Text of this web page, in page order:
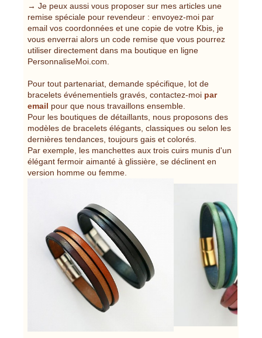
→ Je peux aussi vous proposer sur mes articles une
remise spéciale pour revendeur : envoyez-moi par
email vos coordonnées et une copie de votre Kbis, je
vous enverrai alors un code remise que vous pourrez
utiliser directement dans ma boutique en ligne
PersonnaliseMoi.com.
Pour tout partenariat, demande spécifique, lot de
bracelets événementiels gravés, contactez-moi par
email pour que nous travaillons ensemble.
Pour les boutiques de détaillants, nous proposons des
modèles de bracelets élégants, classiques ou selon les
dernières tendances, toujours gais et colorés.
Par exemple, les manchettes aux trois cuirs munis d'un
élégant fermoir aimanté à glissière, se déclinent en
version homme ou femme.